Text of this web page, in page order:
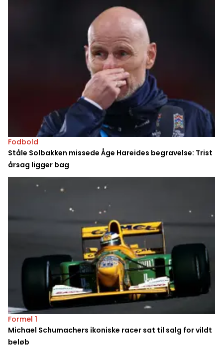
Fodbold
Ståle Solbakken missede Åge Hareides begravelse: Trist
årsag ligger bag
Formel 1
Michael Schumachers ikoniske racer sat til salg for vildt
beløb